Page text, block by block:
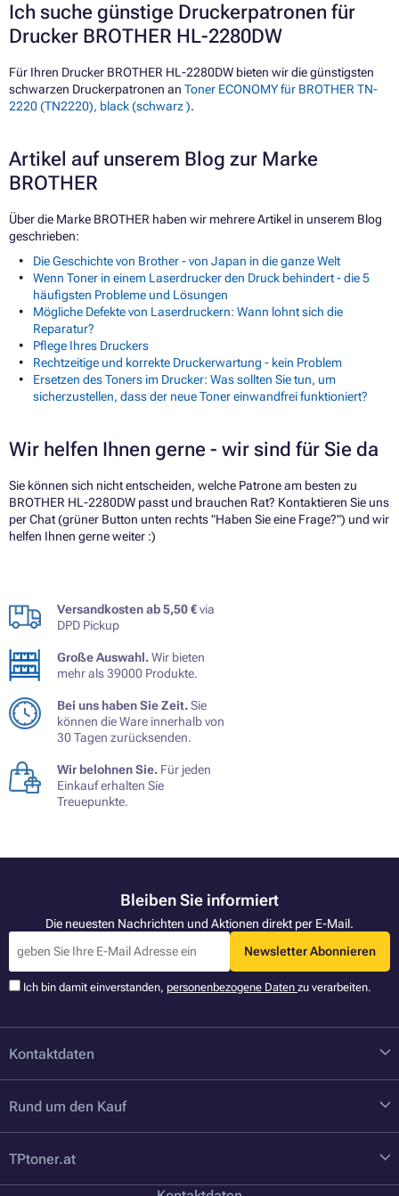
Ich suche günstige Druckerpatronen für
Drucker BROTHER HL-2280DW
Für Ihren Drucker BROTHER HL-2280DW bieten wir die günstigsten
schwarzen Druckerpatronen an Toner ECONOMY für BROTHER TN-
2220 (TN2220), black (schwarz ).
Artikel auf unserem Blog zur Marke
BROTHER
Über die Marke BROTHER haben wir mehrere Artikel in unserem Blog
geschrieben:
Die Geschichte von Brother - von Japan in die ganze Welt
Wenn Toner in einem Laserdrucker den Druck behindert - die 5
häufigsten Probleme und Lösungen
Mögliche Defekte von Laserdruckern: Wann lohnt sich die
Reparatur?
Pflege Ihres Druckers
Rechtzeitige und korrekte Druckerwartung - kein Problem
Ersetzen des Toners im Drucker: Was sollten Sie tun, um
sicherzustellen, dass der neue Toner einwandfrei funktioniert?
Wir helfen Ihnen gerne - wir sind für Sie da
Sie können sich nicht entscheiden, welche Patrone am besten zu
BROTHER HL-2280DW passt und brauchen Rat? Kontaktieren Sie uns
per Chat (grüner Button unten rechts "Haben Sie eine Frage?") und wir
helfen Ihnen gerne weiter :)
Versandkosten ab 5,50 €via
DPD Pickup
Große Auswahl.Wir bieten
mehr als 39000 Produkte.
Bei uns haben Sie Zeit.Sie
können die Ware innerhalb von
30 Tagen zurücksenden.
Wir belohnen Sie. Für jeden
Einkauf erhalten Sie
Treuepunkte.
Bleiben Sie informiert
Die neuesten Nachrichten und Aktionen direkt per E-Mail.
Newsletter Abonnieren
Ich bin damit einverstanden, personenbezogene Daten zu verarbeiten.
Kontaktdaten
Rund um den Kauf
TPtoner.at